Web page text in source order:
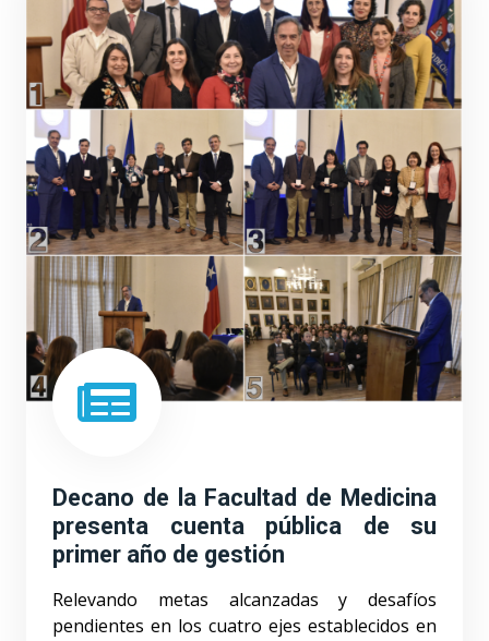
Decano de la Facultad de Medicina
presenta cuenta pública de su
primer año de gestión
Relevando metas alcanzadas y desafíos
pendientes en los cuatro ejes establecidos en